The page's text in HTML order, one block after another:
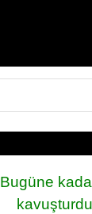
Bugüne